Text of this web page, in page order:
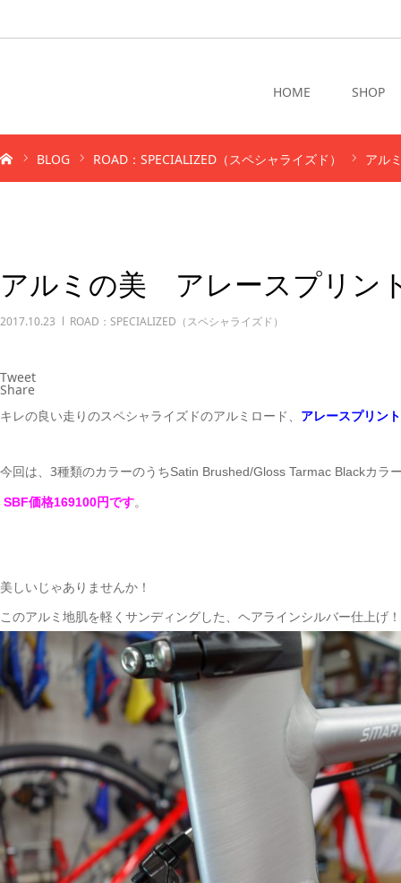
HOME SHOP
BLOG ROAD：SPECIALIZED（スペシャライズド） アル
アルミの美 アレースプリン
2017.10.23 ROAD：SPECIALIZED（スペシャライズド）
Tweet
Share
キレの良い走りのスペシャライズドのアルミロード、
アレースプリン
今回は、3種類のカラーのうちSatin Brushed/Gloss Tarmac Blackカラ
SBF価格169100円です。
美しいじゃありませんか！
このアルミ地肌を軽くサンディングした、ヘアラインシルバー仕上げ！